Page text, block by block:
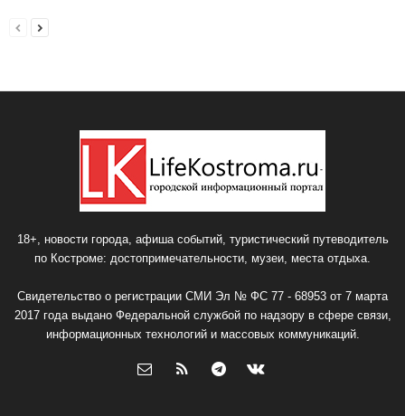
18+, новости города, афиша событий, туристический путеводитель
по Костроме: достопримечательности, музеи, места отдыха.
Свидетельство о регистрации СМИ Эл № ФС 77 - 68953 от 7 марта
2017 года выдано Федеральной службой по надзору в сфере связи,
информационных технологий и массовых коммуникаций.